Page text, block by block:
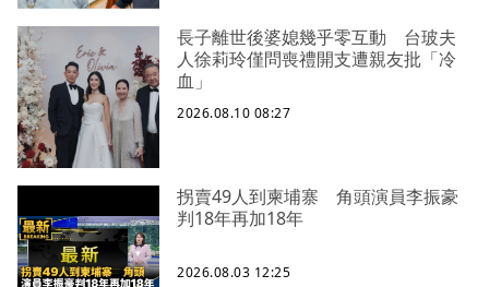
長子離世後婆媳幾乎零互動 台玻夫
人徐莉玲僅問喪禮開支遭親友批「冷
血」
2026.08.10 08:27
拐賣49人到柬埔寨 角頭演員李振豪
判18年再加18年
2026.08.03 12:25